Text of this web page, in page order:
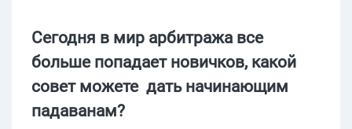
Сегодня в мир арбитража все
больше попадает новичков, какой
совет можете дать начинающим
падаванам?